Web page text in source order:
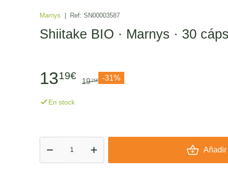
Marnys Ref: SN00003587
Shiitake BIO · Marnys · 30
1319€
1925€ -31%
En stock
Añadir
+